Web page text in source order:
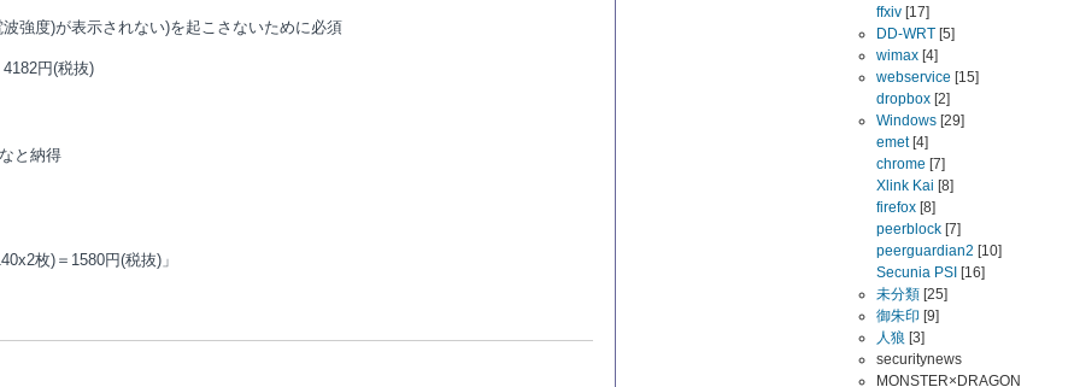
強度)が表示されない)を起こさないために必須
円(税抜)
と納得
枚)＝1580円(税抜)」
ffxiv [17]
DD-WRT [5]
wimax [4]
webservice [15]
dropbox [2]
Windows [29]
emet[4]
chrome [7]
Xlink Kai [8]
firefox [8]
peerblock [7]
peerguardian2 [10]
Secunia PSI [16]
未分類 [25]
御朱印 [9]
人狼 [3]
securitynews
MONSTER×DRAGON